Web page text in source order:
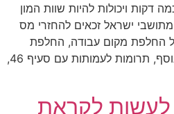
דקות ויכולות להיות שוות המון
ישראל זכאים להחזרי מס
החלפת מקום עבודה, החלפת
מקום מגורים, לידה של ילד נוסף, תרומות לעמותות עם סעיף 46,
לעשות לקראת